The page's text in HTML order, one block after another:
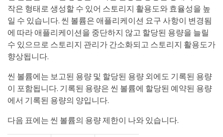
작은 형태로 생성할 수 있어 스토리지 활용도와 효율성을 높
일 수 있습니다. 씬 볼륨은 애플리케이션 요구 사항이 변경됨
에 따라 애플리케이션을 중단하지 않고 할당된 용량을 늘릴
수 있으므로 스토리지 관리가 간소화되고 스토리지 활용도가
향상됩니다.
씬 볼륨에는 보고된 용량 및 할당된 용량 외에도 기록된 용량
이 포함됩니다. 기록된 용량은 씬 볼륨에 할당된 예약된 용량
에서 기록된 용량의 양입니다.
다음 표에는 씬 볼륨의 용량 제한이 나와 있습니다.